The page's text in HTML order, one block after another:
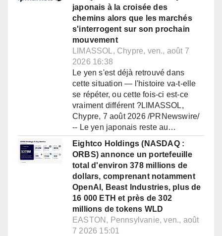
japonais à la croisée des
chemins alors que les marchés
s'interrogent sur son prochain
mouvement
LIMASSOL, Chypre, ven., août 7
2026 16:38
Le yen s'est déjà retrouvé dans
cette situation — l'histoire va-t-elle
se répéter, ou cette fois-ci est-ce
vraiment différent ?LIMASSOL,
Chypre, 7 août 2026 /PRNewswire/
-- Le yen japonais reste au…
Eightco Holdings (NASDAQ :
ORBS) annonce un portefeuille
total d'environ 378 millions de
dollars, comprenant notamment
OpenAI, Beast Industries, plus de
16 000 ETH et près de 302
millions de tokens WLD
EASTON, Pennsylvanie, ven., août
7 2026 15:01